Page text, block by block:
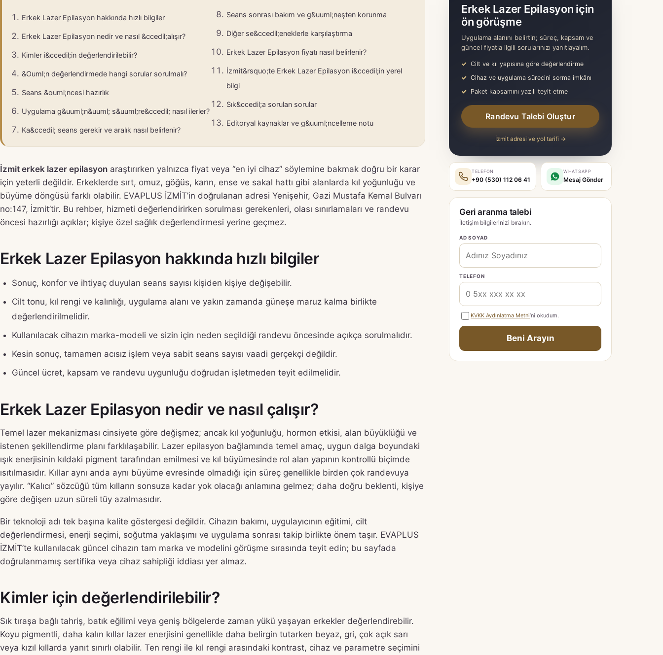
Erkek Lazer Epilasyon hakkında hızlı bilgiler
Erkek Lazer Epilasyon nedir ve nasıl &ccedil;alışır?
Kimler i&ccedil;in değerlendirilebilir?
&Ouml;n değerlendirmede hangi sorular sorulmalı?
Seans &ouml;ncesi hazırlık
Uygulama g&uuml;n&uuml; s&uuml;re&ccedil; nasıl ilerler?
Ka&ccedil; seans gerekir ve aralık nasıl belirlenir?
Seans sonrası bakım ve g&uuml;neşten korunma
Diğer se&ccedil;eneklerle karşılaştırma
Erkek Lazer Epilasyon fiyatı nasıl belirlenir?
İzmit&rsquo;te Erkek Lazer Epilasyon i&ccedil;in yerel
bilgi
Sık&ccedil;a sorulan sorular
Editoryal kaynaklar ve g&uuml;ncelleme notu
İzmit erkek lazer epilasyon araştırırken yalnızca fiyat veya “en iyi cihaz” söylemine bakmak doğru bir karar
için yeterli değildir. Erkeklerde sırt, omuz, göğüs, karın, ense ve sakal hattı gibi alanlarda kıl yoğunluğu ve
büyüme döngüsü farklı olabilir. EVAPLUS İZMİT’in doğrulanan adresi Yenişehir, Gazi Mustafa Kemal Bulvarı
no:147, İzmit’tir. Bu rehber, hizmeti değerlendirirken sorulması gerekenleri, olası sınırlamaları ve randevu
öncesi hazırlığı açıklar; kişiye özel sağlık değerlendirmesi yerine geçmez.
Erkek Lazer Epilasyon hakkında hızlı bilgiler
Sonuç, konfor ve ihtiyaç duyulan seans sayısı kişiden kişiye değişebilir.
Cilt tonu, kıl rengi ve kalınlığı, uygulama alanı ve yakın zamanda güneşe maruz kalma birlikte
değerlendirilmelidir.
Kullanılacak cihazın marka-modeli ve sizin için neden seçildiği randevu öncesinde açıkça sorulmalıdır.
Kesin sonuç, tamamen acısız işlem veya sabit seans sayısı vaadi gerçekçi değildir.
Güncel ücret, kapsam ve randevu uygunluğu doğrudan işletmeden teyit edilmelidir.
Erkek Lazer Epilasyon nedir ve nasıl çalışır?
Temel lazer mekanizması cinsiyete göre değişmez; ancak kıl yoğunluğu, hormon etkisi, alan büyüklüğü ve
istenen şekillendirme planı farklılaşabilir. Lazer epilasyon bağlamında temel amaç, uygun dalga boyundaki
ışık enerjisinin kıldaki pigment tarafından emilmesi ve kıl büyümesinde rol alan yapının kontrollü biçimde
ısıtılmasıdır. Kıllar aynı anda aynı büyüme evresinde olmadığı için süreç genellikle birden çok randevuya
yayılır. “Kalıcı” sözcüğü tüm kılların sonsuza kadar yok olacağı anlamına gelmez; daha doğru beklenti, kişiye
göre değişen uzun süreli tüy azalmasıdır.
Bir teknoloji adı tek başına kalite göstergesi değildir. Cihazın bakımı, uygulayıcının eğitimi, cilt
değerlendirmesi, enerji seçimi, soğutma yaklaşımı ve uygulama sonrası takip birlikte önem taşır. EVAPLUS
İZMİT’te kullanılacak güncel cihazın tam marka ve modelini görüşme sırasında teyit edin; bu sayfada
doğrulanmamış sertifika veya cihaz sahipliği iddiası yer almaz.
Kimler için değerlendirilebilir?
Sık tıraşa bağlı tahriş, batık eğilimi veya geniş bölgelerde zaman yükü yaşayan erkekler değerlendirebilir.
Koyu pigmentli, daha kalın kıllar lazer enerjisini genellikle daha belirgin tutarken beyaz, gri, çok açık sarı
veya kızıl kıllarda yanıt sınırlı olabilir. Ten rengi ile kıl rengi arasındaki kontrast, cihaz ve parametre seçimini
Erkek Lazer Epilasyon için
ön görüşme
Uygulama alanını belirtin; süreç, kapsam ve
güncel fiyatla ilgili sorularınızı yanıtlayalım.
Cilt ve kıl yapısına göre değerlendirme
Cihaz ve uygulama sürecini sorma imkânı
Paket kapsamını yazılı teyit etme
Randevu Talebi Oluştur
İzmit adresi ve yol tarifi →
TELEFON
+90 (530) 112 06 41
WHATSAPP
Mesaj Gönder
Geri aranma talebi
İletişim bilgilerinizi bırakın.
AD SOYAD
TELEFON
KVKK Aydınlatma Metni’ni okudum.
Beni Arayın